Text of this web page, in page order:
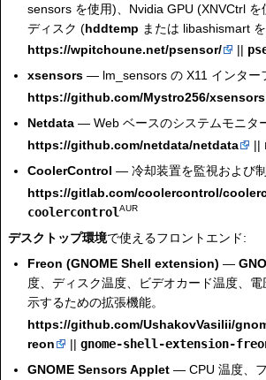
sensors を使用)、Nvidia GPU (XNVCtrl を
ディスク (hddtemp または libashismart
https://wpitchoune.net/psensor/
||
xsensors — lm_sensors の X11 インター
https://github.com/Mystro256/xsensors
Netdata — Web ベースのシステムモニタ
https://github.com/netdata/netdata
||
CoolerControl — 冷却装置を監視および
https://gitlab.com/coolercontrol/
coolercontrolAUR
デスクトップ環境で使えるフロントエンド:
Freon (GNOME Shell extension) —
度、ディスク温度、ビデオカード温度、
示するための拡張機能。
https://github.com/UshakovVasilii/
reon
||gnome-shell-extension-
GNOME Sensors Applet — CPU 温度、